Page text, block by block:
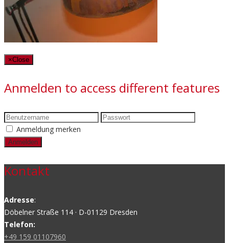
×Close
Anmelden to access different features
Anmeldung merken
Kontakt
Adresse:
Döbelner Straße 114 · D-01129 Dresden
Telefon:
+49 159 01107960